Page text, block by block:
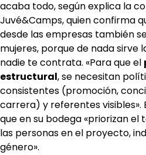
acaba todo, según explica la
Juvé&Camps, quien confirma
desde las empresas también
mujeres, porque de nada sirve
nadie te contrata. «Para que el
estructural, se necesitan
consistentes (promoción,
carrera) y referentes visibles».
que en su bodega «priorizan
las personas en el proyecto,
género».